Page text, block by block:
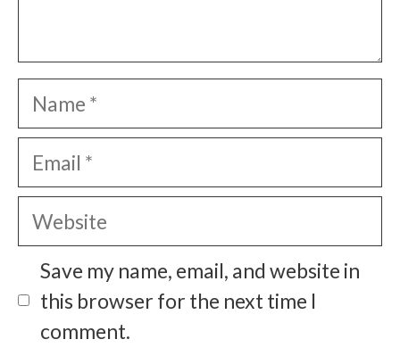
Name
Email
Website
Save my name, email, and website in
this browser for the next time I
comment.